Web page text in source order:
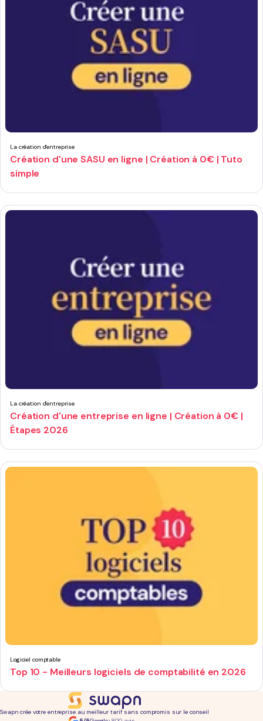
La création d'entreprise
Création d'une SASU en ligne | Création à 0€ | Tuto
simple
La création d'entreprise
Création d'une entreprise en ligne | Création à 0€ |
Étapes 2026
Logiciel comptable
Top 10 - Meilleurs logiciels de comptabilité en 2026
Swapn crée votre entreprise au meilleur tarif sans compromis sur le conseil